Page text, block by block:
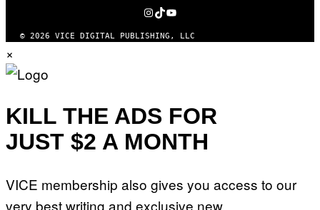
INSTAGRAM
TIKTOK
YOUTUBE
© 2026 VICE DIGITAL PUBLISHING, LLC
×
KILL THE ADS FOR
JUST $2 A MONTH
VICE membership also gives you access to our
very best writing and exclusive new